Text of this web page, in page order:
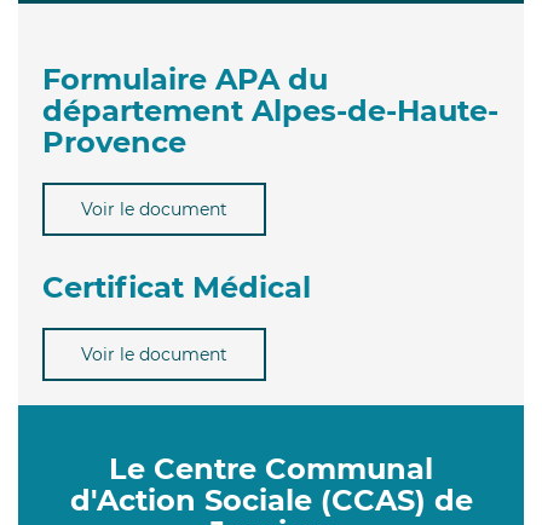
Formulaire APA du
département Alpes-de-Haute-
Provence
Voir le document
Certificat Médical
Voir le document
Le Centre Communal
d'Action Sociale (CCAS) de